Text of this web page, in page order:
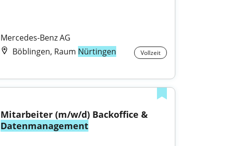
Mercedes-Benz AG
Böblingen, Raum Nürtingen Vollzeit
Mitarbeiter (m/w/d) Backoffice &
Datenmanagement